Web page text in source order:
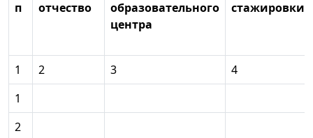
п отчество
образовательного
центра
стажировки
1 2 3
4
1
2